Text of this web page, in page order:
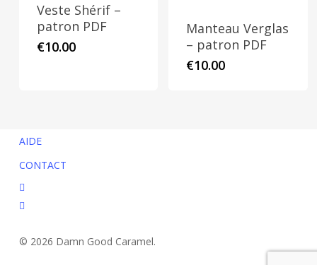
Veste Shérif –
patron PDF
€10.00
Manteau Verglas
– patron PDF
€10.00
AIDE
CONTACT
facebook
instagram
© 2026 Damn Good Caramel.